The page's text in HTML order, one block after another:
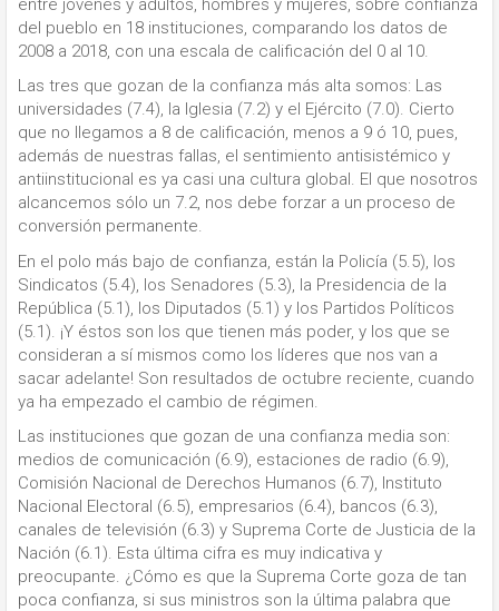
del pueblo en 18 instituciones, comparando los datos de
2008 a 2018, con una escala de calificación del 0 al 10.
Las tres que gozan de la confianza más alta somos: Las
universidades (7.4), la Iglesia (7.2) y el Ejército (7.0). Cierto
que no llegamos a 8 de calificación, menos a 9 ó 10, pues,
además de nuestras fallas, el sentimiento antisistémico y
antiinstitucional es ya casi una cultura global. El que nosotros
alcancemos sólo un 7.2, nos debe forzar a un proceso de
conversión permanente.
En el polo más bajo de confianza, están la Policía (5.5), los
Sindicatos (5.4), los Senadores (5.3), la Presidencia de la
República (5.1), los Diputados (5.1) y los Partidos Políticos
(5.1). ¡Y éstos son los que tienen más poder, y los que se
consideran a sí mismos como los líderes que nos van a
sacar adelante! Son resultados de octubre reciente, cuando
ya ha empezado el cambio de régimen.
Las instituciones que gozan de una confianza media son:
medios de comunicación (6.9), estaciones de radio (6.9),
Comisión Nacional de Derechos Humanos (6.7), Instituto
Nacional Electoral (6.5), empresarios (6.4), bancos (6.3),
canales de televisión (6.3) y Suprema Corte de Justicia de la
Nación (6.1). Esta última cifra es muy indicativa y
preocupante. ¿Cómo es que la Suprema Corte goza de tan
poca confianza, si sus ministros son la última palabra que